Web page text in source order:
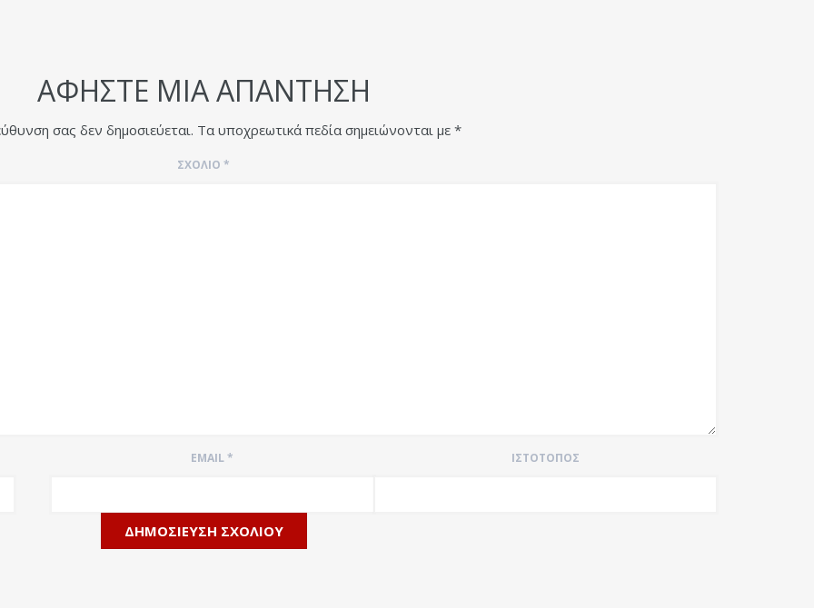
ΑΦΉΣΤΕ ΜΙΑ ΑΠΆΝΤΗΣΗ
σας δεν δημοσιεύεται. Τα υποχρεωτικά πεδία σημειώνονται με *
ΣΧΌΛΙΟ *
EMAIL* ΙΣΤΌΤΟΠΟΣ